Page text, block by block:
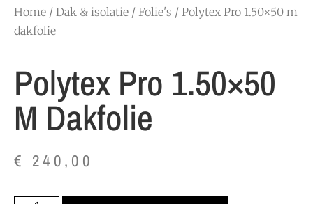
Home / Dak & isolatie / Folie's / Polytex Pro 1.50×50 m
dakfolie
Polytex Pro 1.50×50
M Dakfolie
€ 240,00